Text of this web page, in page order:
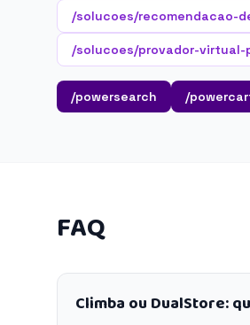
/solucoes/recomendacao-
/solucoes/provador-virtual-
/powersearch /
FAQ
Climba ou DualStore: